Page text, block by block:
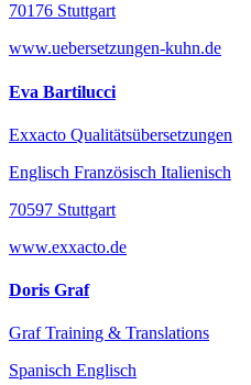
70176 Stuttgart
www.uebersetzungen-kuhn.de
Eva Bartilucci
Exxacto Qualitätsübersetzungen
Englisch Französisch Italienisch
70597 Stuttgart
www.exxacto.de
Doris Graf
Graf Training & Translations
Spanisch Englisch